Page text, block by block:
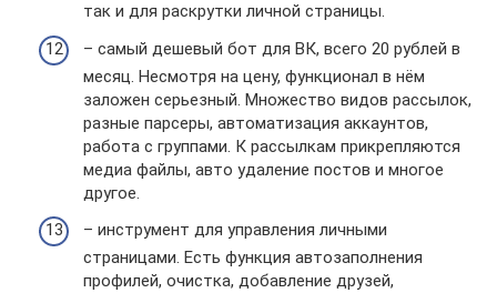
так и для раскрутки личной страницы.
– самый дешевый бот для ВК, всего 20 рублей в
месяц. Несмотря на цену, функционал в нём
заложен серьезный. Множество видов рассылок,
разные парсеры, автоматизация аккаунтов,
работа с группами. К рассылкам прикрепляются
медиа файлы, авто удаление постов и многое
другое.
– инструмент для управления личными
страницами. Есть функция автозаполнения
профилей, очистка, добавление друзей,